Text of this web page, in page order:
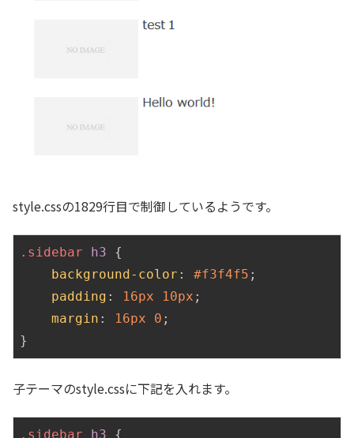
style.cssの1829行目で制御しているようです。
.sidebar h3 {
background-color : #f3f4f5 ;
padding : 16px 10px ;
margin : 16px 0 ;
子テーマのstyle.cssに下記を入れます。
.sidebar h3 {